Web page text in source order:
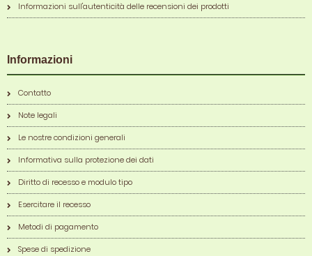
Informazioni sull'autenticità delle recensioni dei prodotti
Informazioni
Contatto
Note legali
Le nostre condizioni generali
Informativa sulla protezione dei dati
Diritto di recesso e modulo tipo
Esercitare il recesso
Metodi di pagamento
Spese di spedizione